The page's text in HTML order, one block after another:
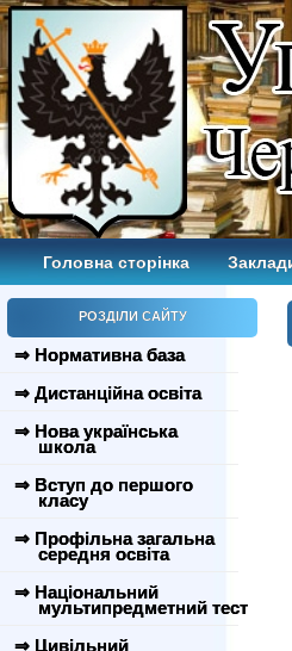
Головна сторінка
РОЗДІЛИ САЙТУ
⇒ Нормативна база
⇒ Дистанційна освіта
⇒ Нова українська
школа
⇒ Вступ до першого
класу
⇒ Профільна загальна
середня освіта
⇒ Національний
мультипредметний тест
⇒ Цивільний